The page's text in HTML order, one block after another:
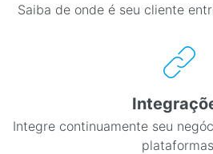
Saiba de onde é seu cliente
Integre continuamente seu